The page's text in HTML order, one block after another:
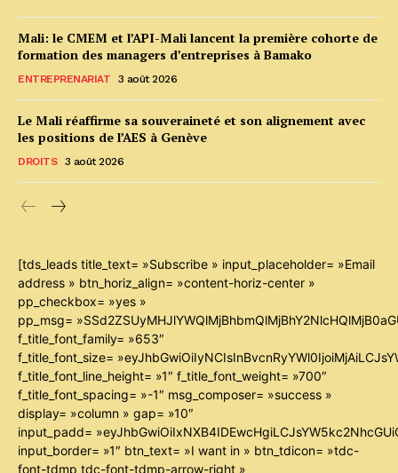
Mali: le CMEM et l’API-Mali lancent la première cohorte de
formation des managers d’entreprises à Bamako
ENTREPRENARIAT 3 août 2026
Le Mali réaffirme sa souveraineté et son alignement avec
les positions de l’AES à Genève
DROITS 3 août 2026
[tds_leads title_text= »Subscribe » input_placeholder= »Email
address » btn_horiz_align= »content-horiz-center »
pp_checkbox= »yes »
pp_msg=
f_title_font_family= »653″
f_title_font_size=
f_title_font_line_height= »1″ f_title_font_weight= »700″
f_title_font_spacing= »-1″ msg_composer= »success »
display= »column » gap= »10″
input_padd=
input_border= »1″ btn_text= »I want in » btn_tdicon= »tdc-
font-tdmp tdc-font-tdmp-arrow-right »